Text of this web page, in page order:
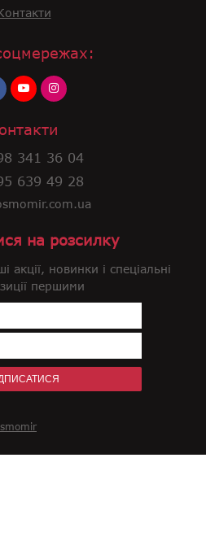
341 36 04
639 49 28
на розсилку
акції, новинки і спеціальні
першими